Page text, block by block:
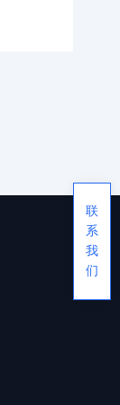
联
系
我
们